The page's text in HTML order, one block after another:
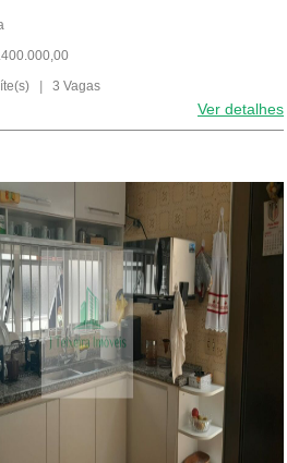
3 Vagas
Ver detalhes